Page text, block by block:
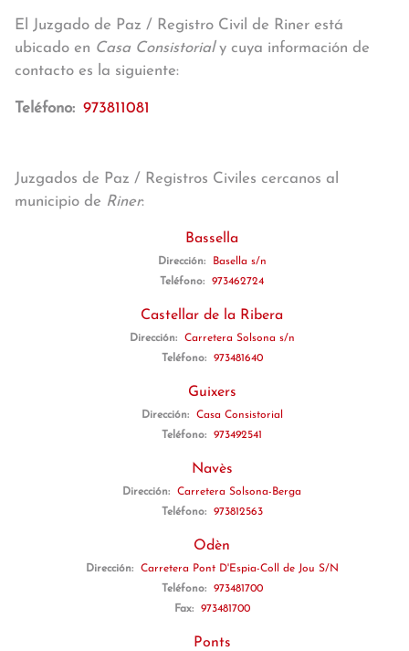
El Juzgado de Paz / Registro Civil de Riner está
ubicado en Casa Consistorialy cuya información de
contacto es la siguiente:
Teléfono: 973811081
Juzgados de Paz / Registros Civiles cercanos al
municipio de Riner:
Bassella
Dirección:
Basella s/n
Teléfono:
973462724
Castellar de la Ribera
Dirección:
Carretera Solsona s/n
Teléfono:
973481640
Guixers
Dirección:
Casa Consistorial
Teléfono:
973492541
Navès
Dirección:
Carretera Solsona-Berga
Teléfono:
973812563
Odèn
Dirección:
Carretera Pont D'Espia-Coll de Jou S/N
Teléfono:
973481700
Fax:
973481700
Ponts